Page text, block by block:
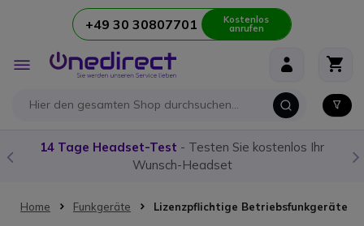
Zum Inhalt springen+49 30 30807701 Kostenlos
anrufen
Navigation
umschalten
14 Tage Headset-Test - Testen Sie kostenlos Ihr
Wunsch-Headset
Home Funkgeräte Lizenzpflichtige Betriebsfunkgeräte